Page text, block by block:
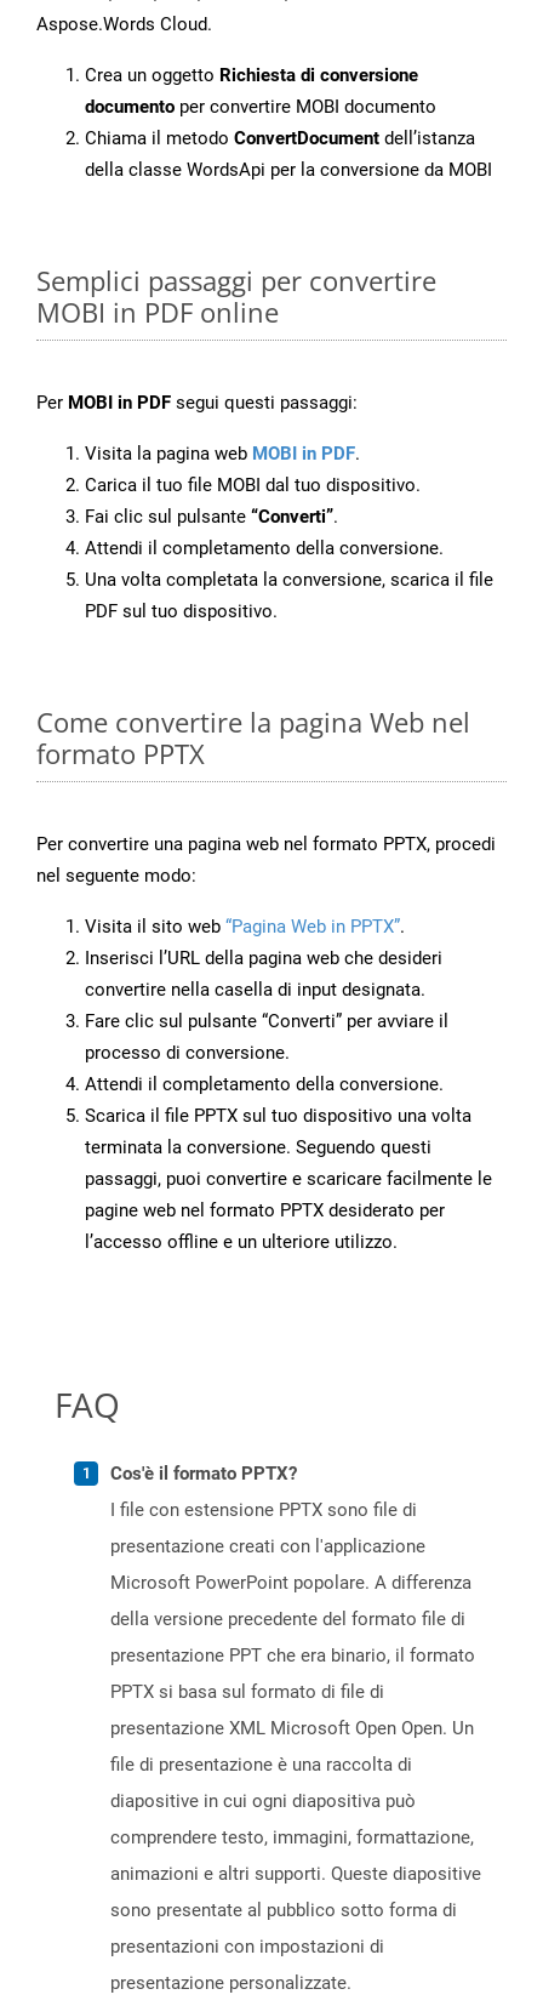
Aspose.Words Cloud.
Crea un oggetto Richiesta di conversione
documento per convertire MOBI documento
Chiama il metodo ConvertDocument dell’istanza
della classe WordsApi per la conversione da MOBI
Semplici passaggi per convertire
MOBI in PDF online
Per MOBI in PDF segui questi passaggi:
Visita la pagina web MOBI in PDF.
Carica il tuo file MOBI dal tuo dispositivo.
Fai clic sul pulsante “Converti”.
Attendi il completamento della conversione.
Una volta completata la conversione, scarica il file
PDF sul tuo dispositivo.
Come convertire la pagina Web nel
formato PPTX
Per convertire una pagina web nel formato PPTX, procedi
nel seguente modo:
Visita il sito web “Pagina Web in PPTX”.
Inserisci l’URL della pagina web che desideri
convertire nella casella di input designata.
Fare clic sul pulsante “Converti” per avviare il
processo di conversione.
Attendi il completamento della conversione.
Scarica il file PPTX sul tuo dispositivo una volta
terminata la conversione. Seguendo questi
passaggi, puoi convertire e scaricare facilmente le
pagine web nel formato PPTX desiderato per
l’accesso offline e un ulteriore utilizzo.
FAQ
Cos'è il formato PPTX?
I file con estensione PPTX sono file di
presentazione creati con l'applicazione
Microsoft PowerPoint popolare. A differenza
della versione precedente del formato file di
presentazione PPT che era binario, il formato
PPTX si basa sul formato di file di
presentazione XML Microsoft Open Open. Un
file di presentazione è una raccolta di
diapositive in cui ogni diapositiva può
comprendere testo, immagini, formattazione,
animazioni e altri supporti. Queste diapositive
sono presentate al pubblico sotto forma di
presentazioni con impostazioni di
presentazione personalizzate.